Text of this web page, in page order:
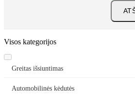
Visos kategorijos
Greitas išsiuntimas
Automobilinės kėdutės